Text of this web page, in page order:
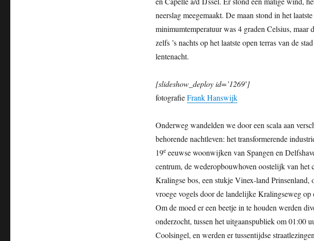
neerslag meegemaakt. De maan stond in het
minimumtemperatuur was 4 graden Celsius, maar
zelfs ’s nachts op het laatste open terras van de
lentenacht.
[slideshow_deploy id=’1269′]
fotografieFrank Hanswijk
Onderweg wandelden we door een scala aan
behorende nachtleven: het transformerende
19eeeuwse woonwijken van Spangen en
centrum, de wederopbouwhoven oostelijk van
Kralingse bos, een stukje Vinex-land Prinsenland,
vroege vogels door de landelijke Kralingseweg op
Om de moed er een beetje in te houden werden
onderzocht, tussen het uitgaanspubliek om 01:00
Coolsingel, en werden er tussentijdse